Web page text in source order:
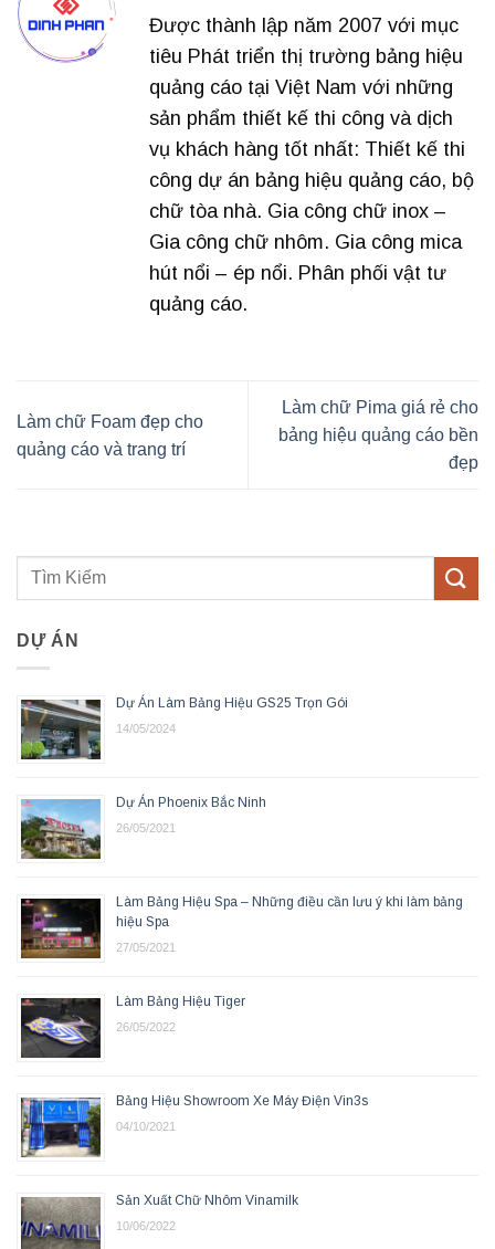
Được thành lập năm 2007 với mục
tiêu Phát triển thị trường bảng hiệu
quảng cáo tại Việt Nam với những
sản phẩm thiết kế thi công và dịch
vụ khách hàng tốt nhất: Thiết kế thi
công dự án bảng hiệu quảng cáo, bộ
chữ tòa nhà. Gia công chữ inox –
Gia công chữ nhôm. Gia công mica
hút nổi – ép nổi. Phân phối vật tư
quảng cáo.
Làm chữ Foam đẹp cho
quảng cáo và trang trí
Làm chữ Pima giá rẻ cho
bảng hiệu quảng cáo bền
đẹp
DỰ ÁN
Dự Án Làm Bảng Hiệu GS25 Trọn Gói
14/05/2024
Dự Án Phoenix Bắc Ninh
26/05/2021
Làm Bảng Hiệu Spa – Những điều cần lưu ý khi làm bảng
hiệu Spa
27/05/2021
Làm Bảng Hiệu Tiger
26/05/2022
Bảng Hiệu Showroom Xe Máy Điện Vin3s
04/10/2021
Sản Xuất Chữ Nhôm Vinamilk
10/06/2022